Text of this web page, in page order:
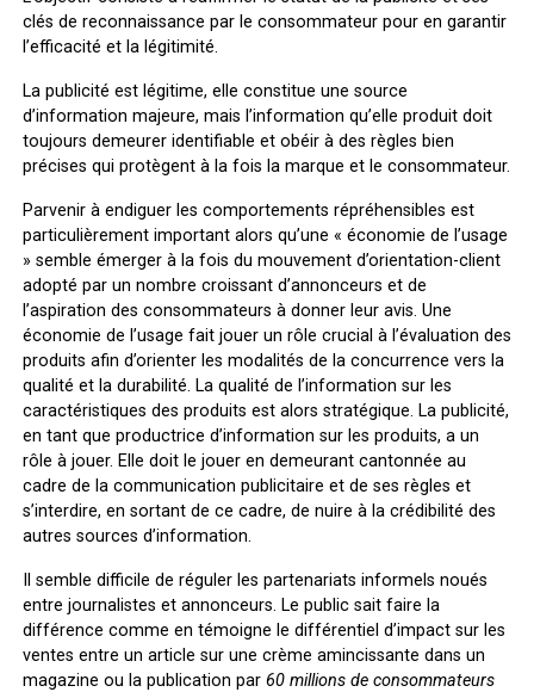
clés de reconnaissance par le consommateur pour en garantir
l’efficacité et la légitimité.
La publicité est légitime, elle constitue une source
d’information majeure, mais l’information qu’elle produit doit
toujours demeurer identifiable et obéir à des règles bien
précises qui protègent à la fois la marque et le consommateur.
Parvenir à endiguer les comportements répréhensibles est
particulièrement important alors qu’une « économie de l’usage
» semble émerger à la fois du mouvement d’orientation-client
adopté par un nombre croissant d’annonceurs et de
l’aspiration des consommateurs à donner leur avis. Une
économie de l’usage fait jouer un rôle crucial à l’évaluation des
produits afin d’orienter les modalités de la concurrence vers la
qualité et la durabilité. La qualité de l’information sur les
caractéristiques des produits est alors stratégique. La publicité,
en tant que productrice d’information sur les produits, a un
rôle à jouer. Elle doit le jouer en demeurant cantonnée au
cadre de la communication publicitaire et de ses règles et
s’interdire, en sortant de ce cadre, de nuire à la crédibilité des
autres sources d’information.
Il semble difficile de réguler les partenariats informels noués
entre journalistes et annonceurs. Le public sait faire la
différence comme en témoigne le différentiel d’impact sur les
ventes entre un article sur une crème amincissante dans un
magazine ou la publication par 60 millions de consommateurs